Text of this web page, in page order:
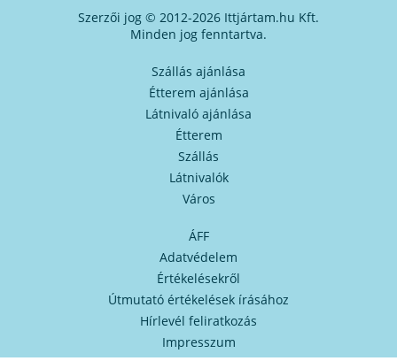
Szerzői jog © 2012-2026 Ittjártam.hu Kft.
Minden jog fenntartva.
Szállás ajánlása
Étterem ajánlása
Látnivaló ajánlása
Étterem
Szállás
Látnivalók
Város
ÁFF
Adatvédelem
Értékelésekről
Útmutató értékelések írásához
Hírlevél feliratkozás
Impresszum